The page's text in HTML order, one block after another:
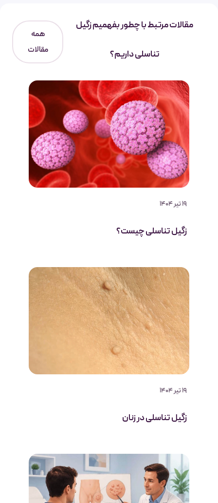
مقالات مرتبط با چطور بفهمیم زگیل
تناسلی داریم؟
همه
مقالات
19 تیر 1404
زگیل تناسلی چیست؟
19 تیر 1404
زگیل تناسلی در زنان